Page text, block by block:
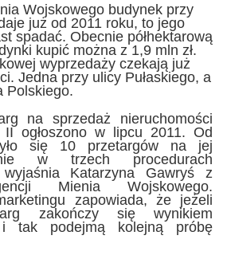
Wojskowego budynek przy
już od 2011 roku, to jego
spadać. Obecnie półhektarową
kupić można z 1,9 mln zł.
wyprzedaży czekają już
Jedna przy ulicy Pułaskiego, a
Polskiego.
na sprzedaż nieruchomości
II ogłoszono w lipcu 2011. Od
się 10 przetargów na jej
w trzech procedurach
Katarzyna Gawryś z
Mienia Wojskowego.
zapowiada, że jeżeli
zakończy się wynikiem
tak podejmą kolejną próbę